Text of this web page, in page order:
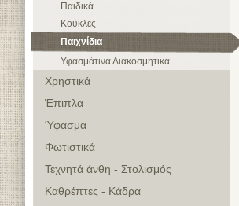
Παιδικά
Κούκλες
Παιχνίδια
Υφασμάτινα Διακοσμητικά
Χρηστικά
Έπιπλα
Ύφασμα
Φωτιστικά
Τεχνητά άνθη - Στολισμός
Καθρέπτες - Κάδρα